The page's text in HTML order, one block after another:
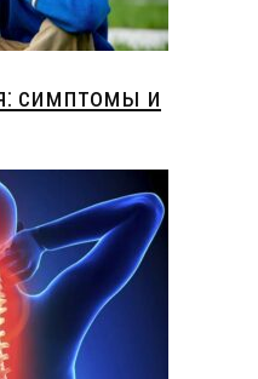
симптомы и